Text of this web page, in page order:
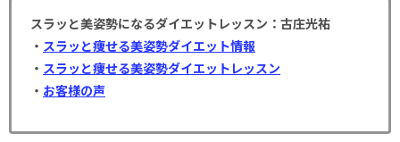
スラッと美姿勢になるダイエットレッスン：古庄光祐
・ スラッと痩せる美姿勢ダイエット情報
・ スラッと痩せる美姿勢ダイエットレッスン
・ お客様の声